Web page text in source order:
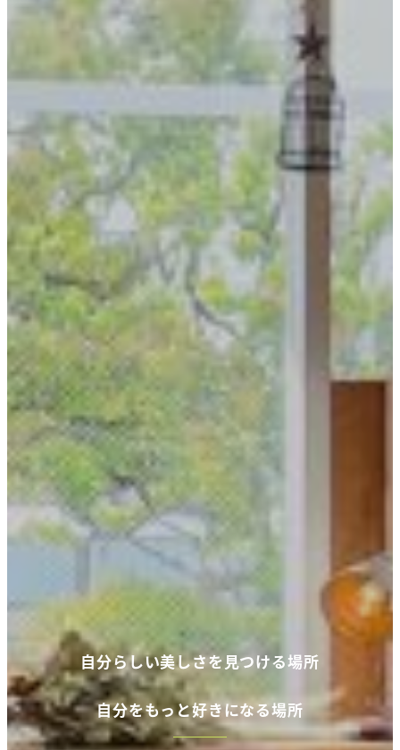
自分らしい美しさを見つける場所
自分をもっと好きになる場所